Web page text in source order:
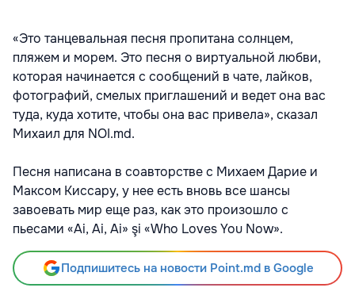
«Это танцевальная песня пропитана солнцем,
пляжем и морем. Это песня о виртуальной любви,
которая начинается с сообщений в чате, лайков,
фотографий, смелых приглашений и ведет она вас
туда, куда хотите, чтобы она вас привела», сказал
Михаил для NOI.md.
Песня написана в соавторстве с Михаем Дарие и
Максом Киссару, у нее есть вновь все шансы
завоевать мир еще раз, как это произошло с
пьесами «Ai, Ai, Ai» şi «Who Loves You Now».
Подпишитесь на новости Point.md в Google